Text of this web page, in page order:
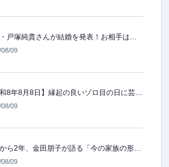
俳優・戸塚純貴さんが結婚を発表！お相手は年下の一般女性
09
【令和8年8月8日】縁起の良いゾロ目の日に芸能界からハッピーなニュースが続々！
09
離婚から2年、金田朋子が語る「今の家族の形」とは？その素顔に迫る
09